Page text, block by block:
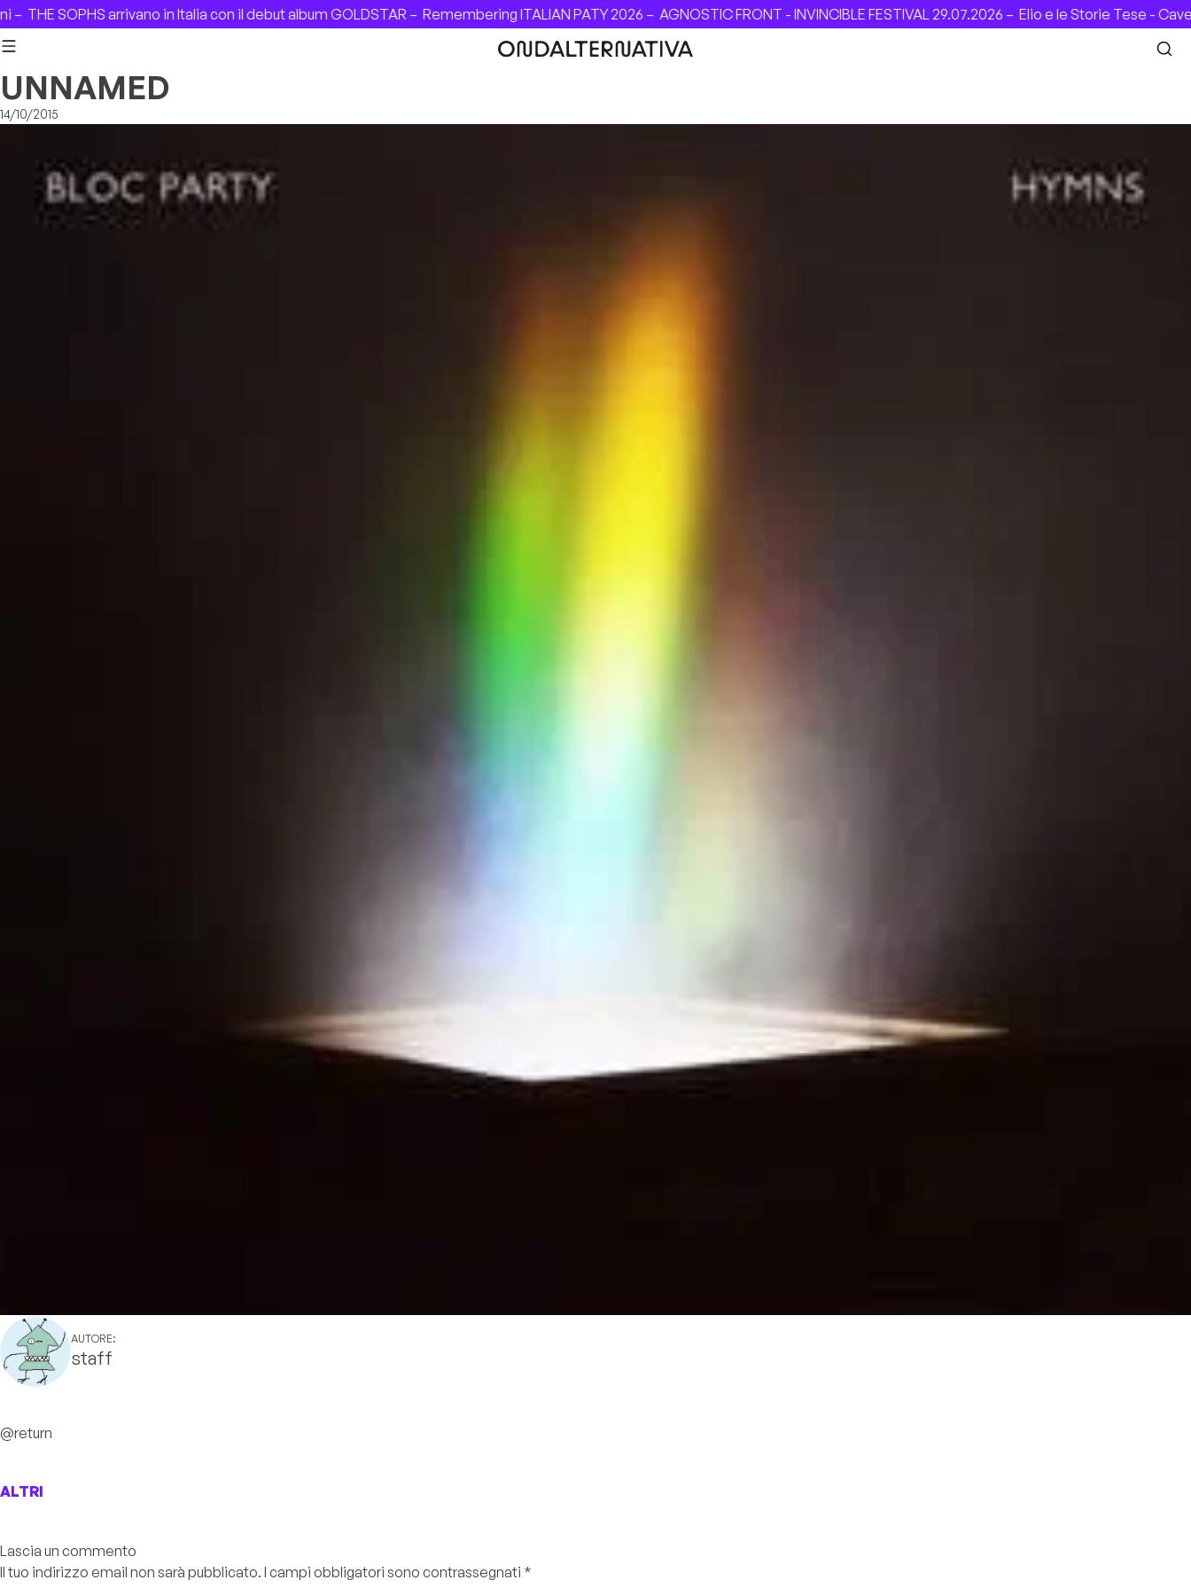
Skip to content
SOPHS arrivano in Italia con il debut album GOLDSTAR –Remembering ITALIAN PATY 2026 –AGNOSTIC FRONT - INVINCIBLE FESTIVAL 29.07.2026 –Elio e le Storie Tese - Cavea
UNNAMED
14/10/2015
AUTORE:
staff
@return
ALTRI
Lascia un commento
Il tuo indirizzo email non sarà pubblicato. I campi obbligatori sono contrassegnati *